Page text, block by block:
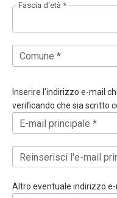
Fascia d'età *
Comune *
Inserire l'indirizzo e-mail
verificando che sia scritto
E-mail principale *
Reinserisci l'e-mail
Altro eventuale indirizzo